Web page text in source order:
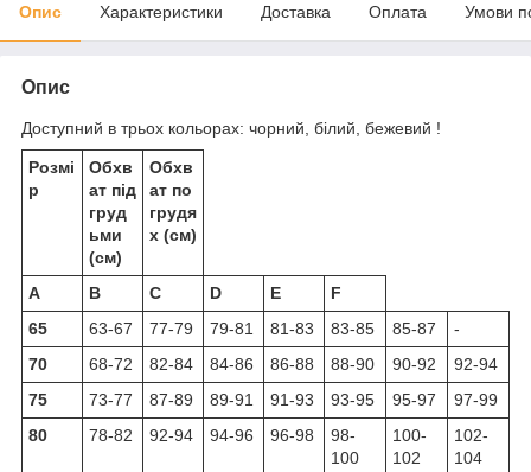
Опис Характеристики Доставка Оплата Умови
Опис
Доступний в трьох кольорах: чорний, білий, бежевий !
Розмі
р
Обхв
ат під
груд
ьми
(см)
Обхв
ат по
грудя
х (см)
A B C D E
F
65
63-67 77-79 79-81 81-83 83-85 85-87
-
70
68-72 82-84 84-86 86-88 88-90 90-92
92-94
75
73-77 87-89 89-91 91-93 93-95 95-97
97-99
80
78-82 92-94 94-96 96-98
98-
100
100-
102
102-
104